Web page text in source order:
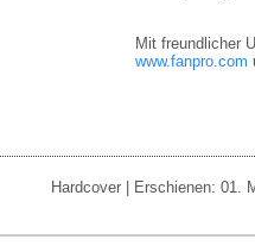
Mit freundlicher
www.fanpro.com
Hardcover | Erschienen: 01.